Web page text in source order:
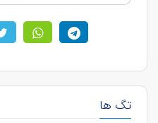
تگ ها